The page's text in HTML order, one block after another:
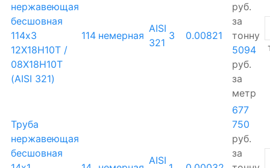
нержавеющая
бесшовная
114х3
12Х18Н10Т /
08Х18Н10Т
(AISI 321)
114 немерная
AISI
321
3 0.00821
руб.
за
тонну
5094
руб.
за
метр
Труба
нержавеющая
бесшовная
AISI
677
750
руб.
за